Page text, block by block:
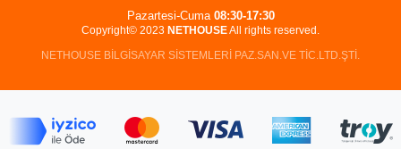
Copyright© 2023 NETHOUSEAll rights reserved.
NETHOUSE BİLGİSAYAR SİSTEMLERİ PAZ.SAN.VE TİC.LTD.ŞTİ.
Pazartesi-Cuma 08:30-17:30